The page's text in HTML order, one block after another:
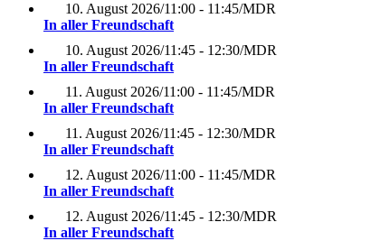
10. August 2026/11:00 - 11:45/MDR
In aller Freundschaft
10. August 2026/11:45 - 12:30/MDR
In aller Freundschaft
11. August 2026/11:00 - 11:45/MDR
In aller Freundschaft
11. August 2026/11:45 - 12:30/MDR
In aller Freundschaft
12. August 2026/11:00 - 11:45/MDR
In aller Freundschaft
12. August 2026/11:45 - 12:30/MDR
In aller Freundschaft